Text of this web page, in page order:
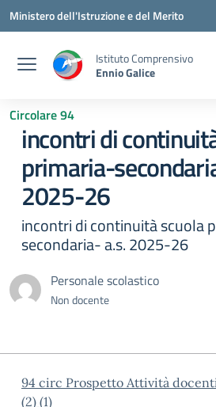
Vai ai contenuti
Vai al menu di navigazione
Vai al footer
Ministero dell'Istruzione e del Merito
Istituto Comprensivo
Ennio Galice
Circolare 94
incontri di
primaria-
2025-26
incontri di continuità scuola
secondaria- a.s. 2025-26
Personale scolastico
Non docente
94 circ Prospetto Attività
(2) (1)